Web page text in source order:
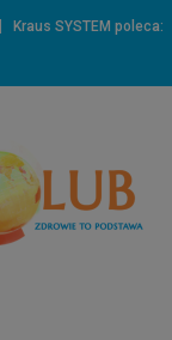
Kraus SYSTEM poleca: